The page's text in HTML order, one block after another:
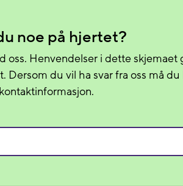
noe på hjertet?
oss. Henvendelser i dette skjemaet
Dersom du vil ha svar fra oss må du
kontaktinformasjon.